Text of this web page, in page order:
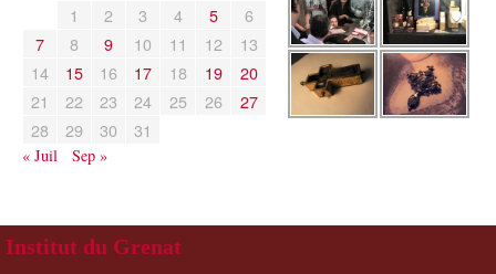
1 2 3 4 5
6
7
8 9 10 11 12
13
14
15 16 17 18 19
20
21
22 23 24 25 26
27
28
29 30 31
« Juil Sep »
Institut du Grenat